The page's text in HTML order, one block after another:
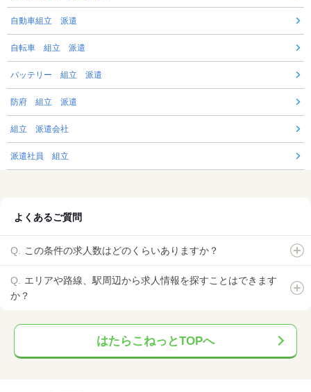
自動車組立 派遣
自転車 組立 派遣
バッテリー 組立 派遣
防府 組立 派遣
組立 派遣会社
派遣社員 組立
よくあるご質問
この条件の求人数はどのくらいありますか？
エリアや路線、駅周辺から求人情報を探すことはできます
か？
はたらこねっとTOPへ